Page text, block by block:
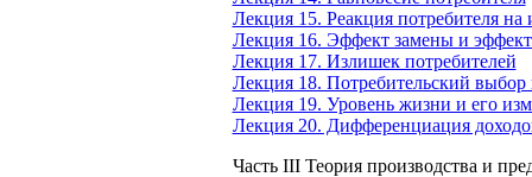
Лекция 15. Реакция потребителя на
Лекция 16. Эффект замены и эффект
Лекция 17. Излишек потребителей
Лекция 18. Потребительский выбор
Лекция 19. Уровень жизни и его
Лекция 20. Дифференциация
Часть III Теория производства и